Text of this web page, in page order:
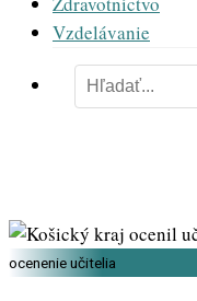
Vzdelávanie
ocenenie učitelia